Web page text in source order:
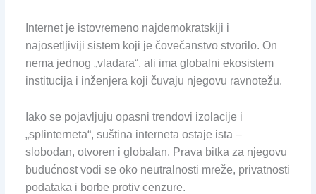
Internet je istovremeno najdemokratskiji i
najosetljiviji sistem koji je čovečanstvo stvorilo. On
nema jednog „vladara“, ali ima globalni ekosistem
institucija i inženjera koji čuvaju njegovu ravnotežu.
Iako se pojavljuju opasni trendovi izolacije i
„splinterneta“, suština interneta ostaje ista –
slobodan, otvoren i globalan. Prava bitka za njegovu
budućnost vodi se oko neutralnosti mreže, privatnosti
podataka i borbe protiv cenzure.